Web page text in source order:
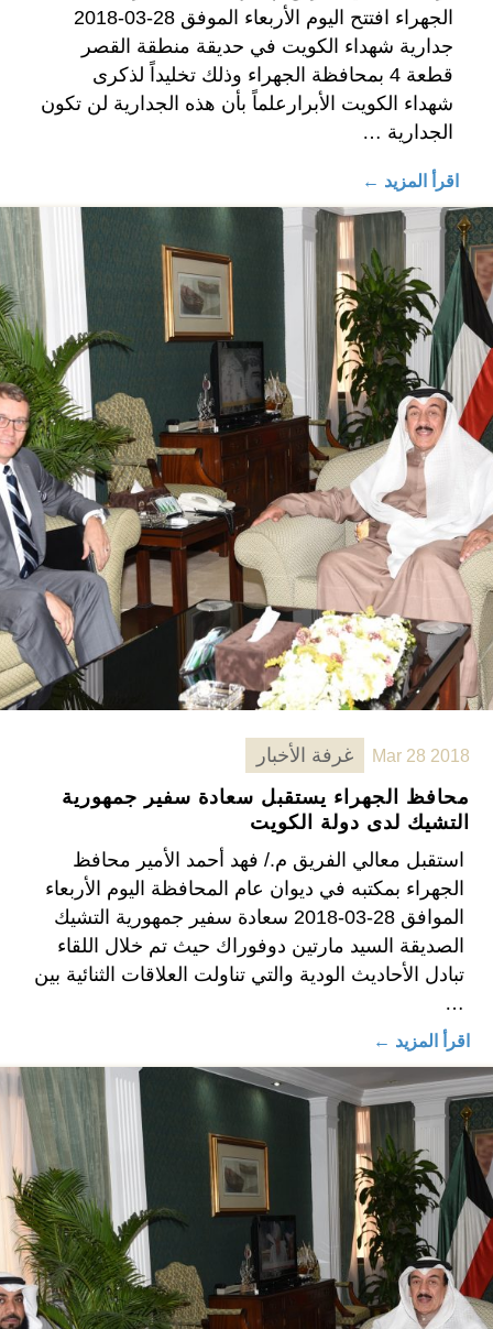
الجهراء افتتح اليوم الأربعاء الموفق 28-03-2018
جدارية شهداء الكويت في حديقة منطقة القصر
قطعة 4 بمحافظة الجهراء وذلك تخليداً لذكرى
شهداء الكويت الأبرارعلماً بأن هذه الجدارية لن تكون
الجدارية …
اقرأ المزيد ←
Mar 28 2018
غرفة الأخبار
محافظ الجهراء يستقبل سعادة سفير جمهورية
التشيك لدى دولة الكويت
استقبل معالي الفريق م./ فهد أحمد الأمير محافظ
الجهراء بمكتبه في ديوان عام المحافظة اليوم الأربعاء
الموافق 28-03-2018 سعادة سفير جمهورية التشيك
الصديقة السيد مارتين دوفوراك حيث تم خلال اللقاء
تبادل الأحاديث الودية والتي تناولت العلاقات الثنائية بين
…
اقرأ المزيد ←